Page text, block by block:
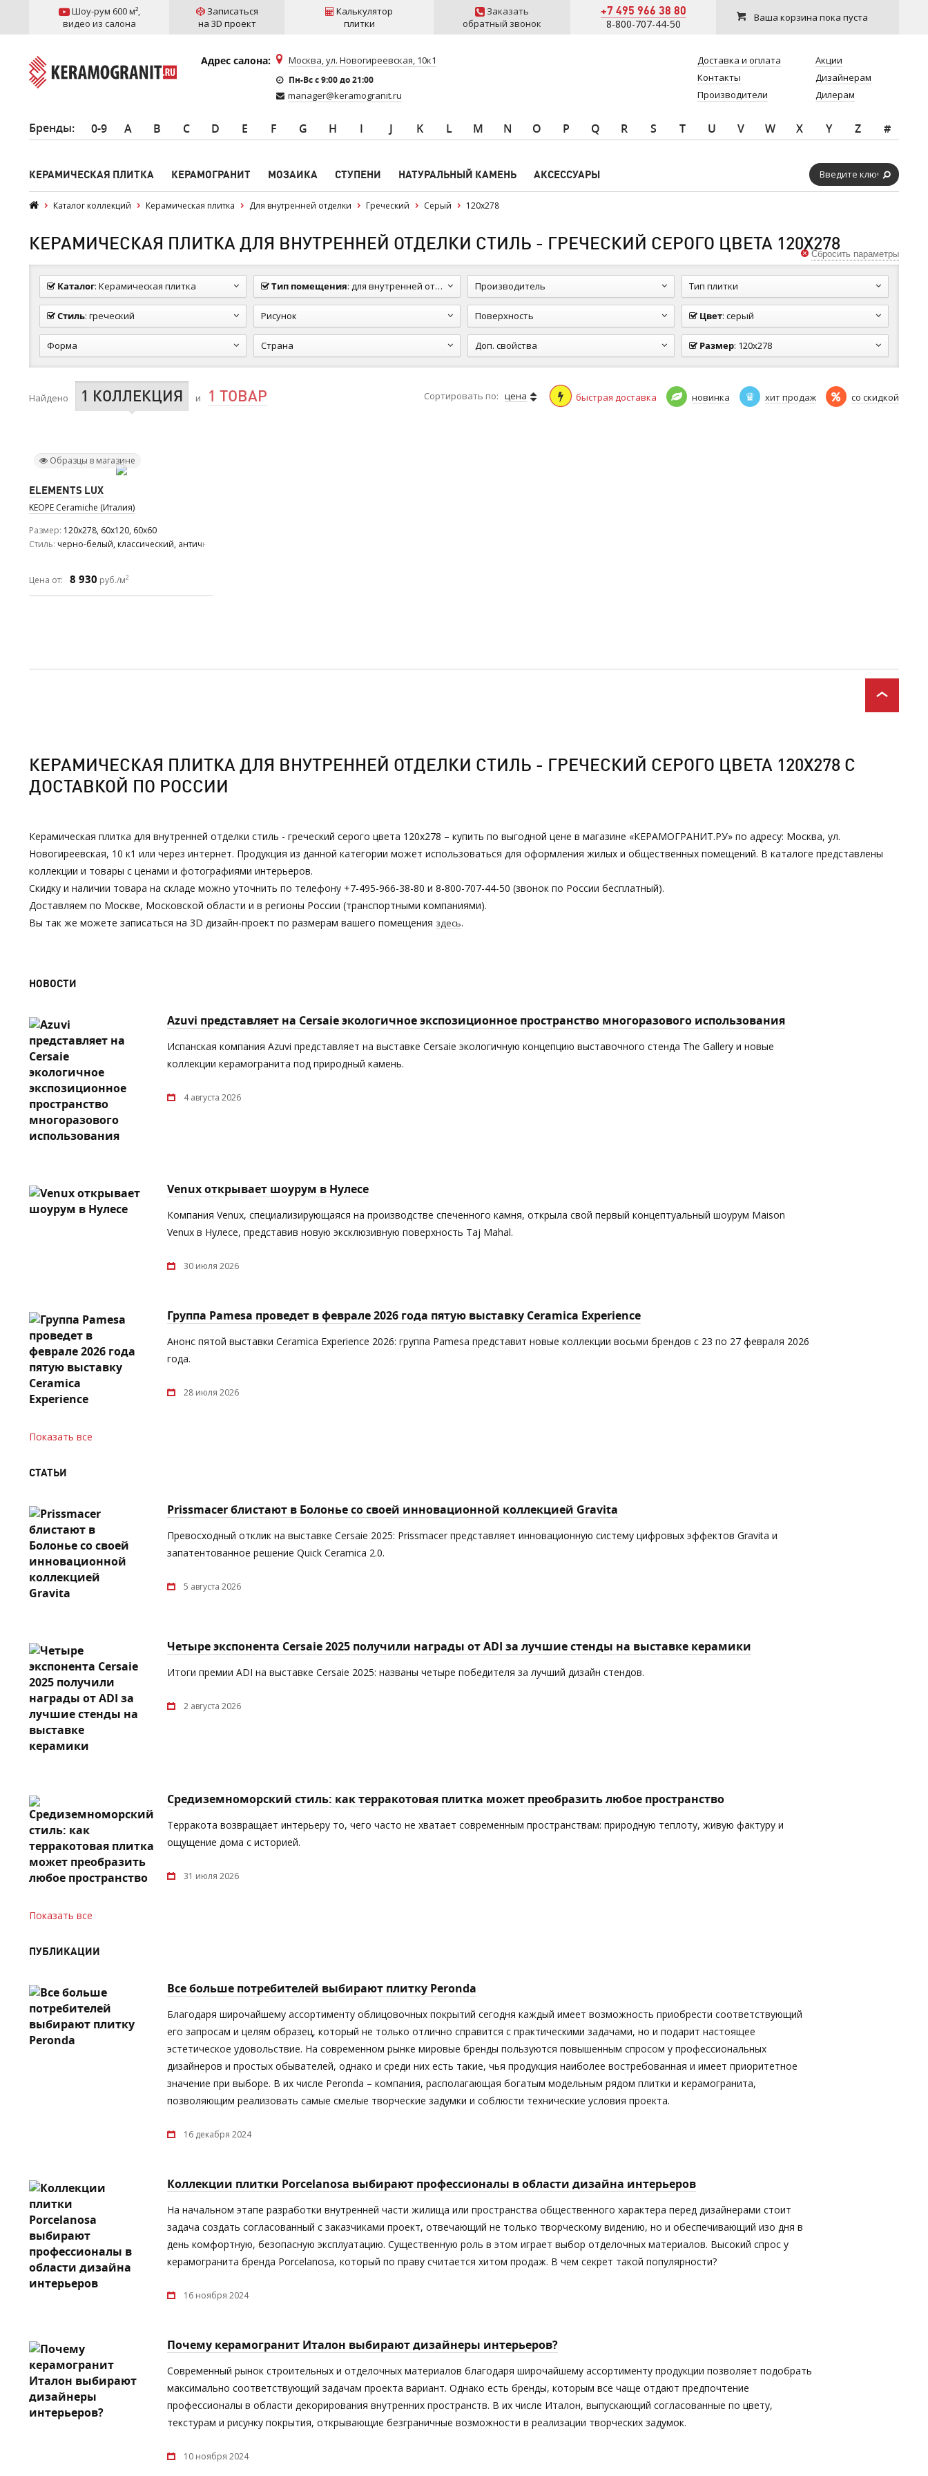
Шоу-рум 600 м²,
видео из салона
Записаться
на 3D проект
Калькулятор
плитки
Заказать
обратный звонок
+7 495 966 38 80
8-800-707-44-50 Ваша корзина пока пуста
Адрес салона: Москва, ул. Новогиреевская, 10к1
Пн-Вс c 9:00 до 21:00
manager@keramogranit.ru
Доставка и оплата
Контакты
Производители
Акции
Дизайнерам
Дилерам
Бренды: 0-9 A B C D E F G H I J K L M N O P Q R S T U V W X Y Z #
КЕРАМИЧЕСКАЯ ПЛИТКА КЕРАМОГРАНИТ МОЗАИКА СТУПЕНИ НАТУРАЛЬНЫЙ КАМЕНЬ АКСЕССУАРЫ
Каталог коллекций Керамическая плитка Для внутренней отделки Греческий Серый 120x278
КЕРАМИЧЕСКАЯ ПЛИТКА ДЛЯ ВНУТРЕННЕЙ ОТДЕЛКИ СТИЛЬ - ГРЕЧЕСКИЙ СЕРОГО ЦВЕТА 120Х278
Каталог: Керамическая плитка Тип помещения: для внутренней отделки Производитель Тип плитки
Стиль: греческий Рисунок Поверхность Цвет: серый
Форма Страна Доп. свойства Размер: 120x278
Сбросить параметры
Найдено 1 КОЛЛЕКЦИЯ и 1 ТОВАР Сортировать по: цена быстрая доставка новинка хит продаж со скидкой
Образцы в магазине
ELEMENTS LUX
KEOPE Ceramiche (Италия)
Размер 120x278, 60x120, 60x60
Стиль черно-белый, классический, античный
Цена от: 8 930 руб./м2
КЕРАМИЧЕСКАЯ ПЛИТКА ДЛЯ ВНУТРЕННЕЙ ОТДЕЛКИ СТИЛЬ - ГРЕЧЕСКИЙ СЕРОГО ЦВЕТА 120Х278 С
ДОСТАВКОЙ ПО РОССИИ
Керамическая плитка для внутренней отделки стиль - греческий серого цвета 120х278 – купить по выгодной цене в магазине «КЕРАМОГРАНИТ.РУ» по адресу: Москва, ул.
Новогиреевская, 10 к1 или через интернет. Продукция из данной категории может использоваться для оформления жилых и общественных помещений. В каталоге представлены
коллекции и товары с ценами и фотографиями интерьеров.
Скидку и наличии товара на складе можно уточнить по телефону +7-495-966-38-80 и 8-800-707-44-50 (звонок по России бесплатный).
Доставляем по Москве, Московской области и в регионы России (транспортными компаниями).
Вы так же можете записаться на 3D дизайн-проект по размерам вашего помещения здесь.
НОВОСТИ
Azuvi представляет на Cersaie экологичное экспозиционное пространство многоразового использования
Испанская компания Azuvi представляет на выставке Cersaie экологичную концепцию выставочного стенда The Gallery и новые
коллекции керамогранита под природный камень.
4 августа 2026
Venux открывает шоурум в Нулесе
Компания Venux, специализирующаяся на производстве спеченного камня, открыла свой первый концептуальный шоурум Maison
Venux в Нулесе, представив новую эксклюзивную поверхность Taj Mahal.
30 июля 2026
Группа Pamesa проведет в феврале 2026 года пятую выставку Ceramica Experience
Анонс пятой выставки Ceramica Experience 2026: группа Pamesa представит новые коллекции восьми брендов с 23 по 27 февраля 2026
года.
28 июля 2026
Показать все
СТАТЬИ
Prissmacer блистают в Болонье со своей инновационной коллекцией Gravita
Превосходный отклик на выставке Cersaie 2025: Prissmacer представляет инновационную систему цифровых эффектов Gravita и
запатентованное решение Quick Ceramica 2.0.
5 августа 2026
Четыре экспонента Cersaie 2025 получили награды от ADI за лучшие стенды на выставке керамики
Итоги премии ADI на выставке Cersaie 2025: названы четыре победителя за лучший дизайн стендов.
2 августа 2026
Средиземноморский стиль: как терракотовая плитка может преобразить любое пространство
Терракота возвращает интерьеру то, чего часто не хватает современным пространствам: природную теплоту, живую фактуру и
ощущение дома с историей.
31 июля 2026
Показать все
ПУБЛИКАЦИИ
Все больше потребителей выбирают плитку Peronda
Благодаря широчайшему ассортименту облицовочных покрытий сегодня каждый имеет возможность приобрести соответствующий
его запросам и целям образец, который не только отлично справится с практическими задачами, но и подарит настоящее
эстетическое удовольствие. На современном рынке мировые бренды пользуются повышенным спросом у профессиональных
дизайнеров и простых обывателей, однако и среди них есть такие, чья продукция наиболее востребованная и имеет приоритетное
значение при выборе. В их числе Peronda – компания, располагающая богатым модельным рядом плитки и керамогранита,
позволяющим реализовать самые смелые творческие задумки и соблюсти технические условия проекта.
16 декабря 2024
Коллекции плитки Porcelanosa выбирают профессионалы в области дизайна интерьеров
На начальном этапе разработки внутренней части жилища или пространства общественного характера перед дизайнерами стоит
задача создать согласованный с заказчиками проект, отвечающий не только творческому видению, но и обеспечивающий изо дня в
день комфортную, безопасную эксплуатацию. Существенную роль в этом играет выбор отделочных материалов. Высокий спрос у
керамогранита бренда Porcelanosa, который по праву считается хитом продаж. В чем секрет такой популярности?
16 ноября 2024
Почему керамогранит Италон выбирают дизайнеры интерьеров?
Современный рынок строительных и отделочных материалов благодаря широчайшему ассортименту продукции позволяет подобрать
максимально соответствующий задачам проекта вариант. Однако есть бренды, которым все чаще отдают предпочтение
профессионалы в области декорирования внутренних пространств. В их числе Италон, выпускающий согласованные по цвету,
текстурам и рисунку покрытия, открывающие безграничные возможности в реализации творческих задумок.
10 ноября 2024